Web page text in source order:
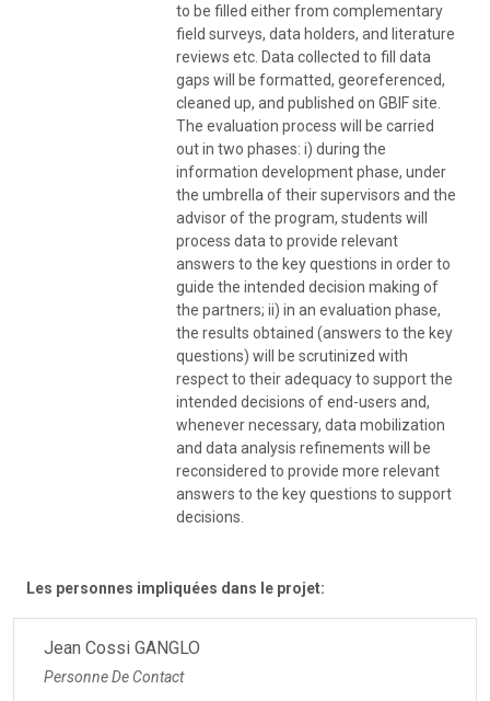
to be filled either from complementary
field surveys, data holders, and literature
reviews etc. Data collected to fill data
gaps will be formatted, georeferenced,
cleaned up, and published on GBIF site.
The evaluation process will be carried
out in two phases: i) during the
information development phase, under
the umbrella of their supervisors and the
advisor of the program, students will
process data to provide relevant
answers to the key questions in order to
guide the intended decision making of
the partners; ii) in an evaluation phase,
the results obtained (answers to the key
questions) will be scrutinized with
respect to their adequacy to support the
intended decisions of end-users and,
whenever necessary, data mobilization
and data analysis refinements will be
reconsidered to provide more relevant
answers to the key questions to support
decisions.
Les personnes impliquées dans le projet:
Jean Cossi GANGLO
Personne De Contact